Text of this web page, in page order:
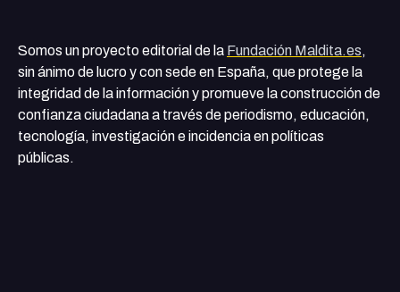
Somos un proyecto editorial de la Fundación Maldita.es,
sin ánimo de lucro y con sede en España, que protege la
integridad de la información y promueve la construcción de
confianza ciudadana a través de periodismo, educación,
tecnología, investigación e incidencia en políticas
públicas.